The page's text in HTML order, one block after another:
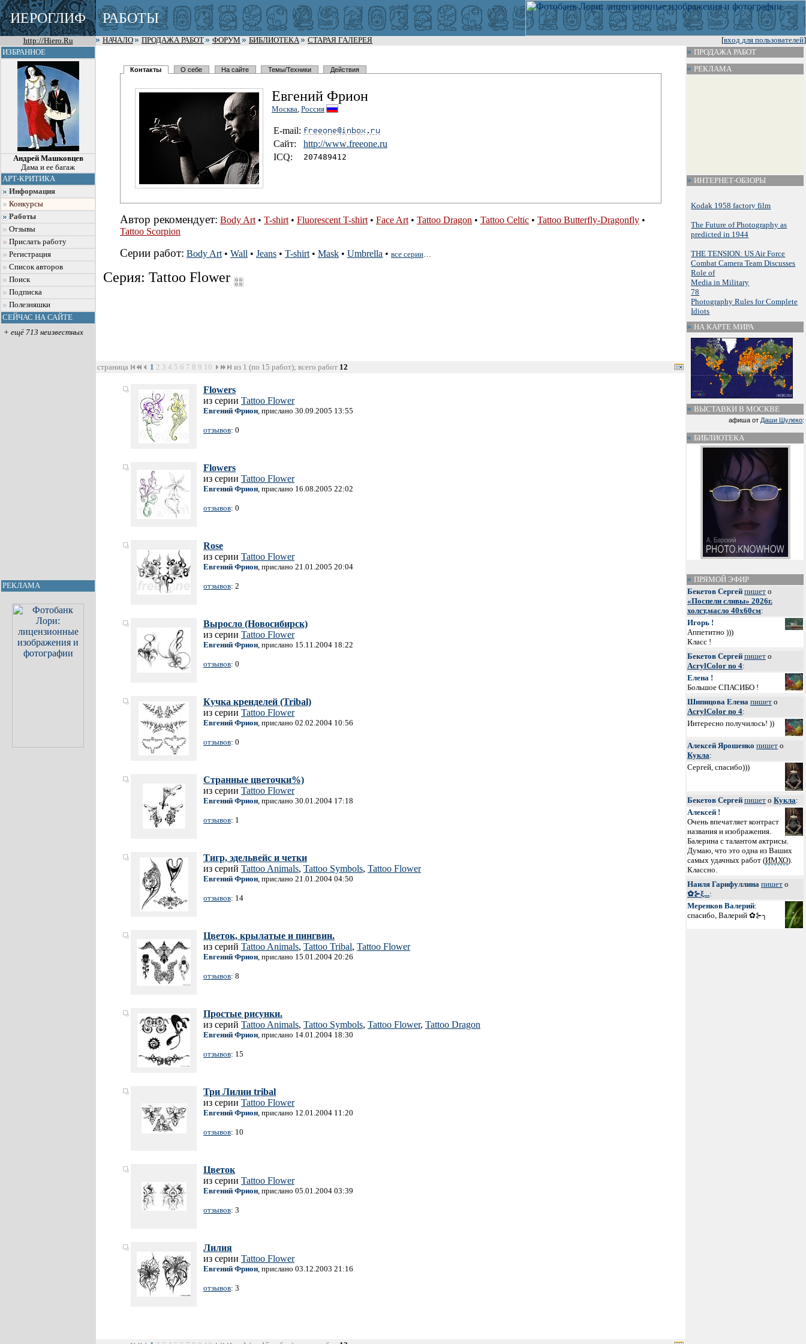
ИЕРОГЛИФ РАБОТЫ
http://Hiero.Ru [вход для пользователей]
НАЧАЛО ПРОДАЖА РАБОТ ФОРУМ БИБЛИОТЕКА
СТАРАЯ ГАЛЕРЕЯ
ИЗБРАННОЕ
Андрей Машковцев
Дама и ее багаж
АРТ-КРИТИКА
Информация
Конкурсы
Работы
Отзывы
Прислать работу
Регистрация
Список авторов
Поиск
Подписка
Полезняшки
СЕЙЧАС НА САЙТЕ
+ ещё 713 неизвестных
РЕКЛАМА
Контакты О себе На сайте Темы/Техники Действия
Евгений Фрион
Москва, Россия
E-mail:
Сайт:
http://www.freeone.ru
ICQ: 207489412
Автор рекомендует: Body Art • T-shirt • Fluorescent T-shirt • Face Art • Tattoo Dragon • Tattoo Celtic • Tattoo Butterfly-Dragonfly •
Tattoo Scorpion
Серии работ: Body Art • Wall • Jeans • T-shirt • Mask • Umbrella • все серии…
Серия: Tattoo Flower
страница 1 2 3 4 5 6 7 8 9 10 из 1 (по 15 работ); всего работ 12
Flowers
из серии Tattoo Flower
Евгений Фрион, прислано 30.09.2005 13:55
отзывов: 0
Flowers
из серии Tattoo Flower
Евгений Фрион, прислано 16.08.2005 22:02
отзывов: 0
Rose
из серии Tattoo Flower
Евгений Фрион, прислано 21.01.2005 20:04
отзывов: 2
Выросло (Новосибирск)
из серии Tattoo Flower
Евгений Фрион, прислано 15.11.2004 18:22
отзывов: 0
Кучка кренделей (Tribal)
из серии Tattoo Flower
Евгений Фрион, прислано 02.02.2004 10:56
отзывов: 0
Странные цветочки%)
из серии Tattoo Flower
Евгений Фрион, прислано 30.01.2004 17:18
отзывов: 1
Тигр, эдельвейс и четки
из серий Tattoo Animals, Tattoo Symbols, Tattoo Flower
Евгений Фрион, прислано 21.01.2004 04:50
отзывов: 14
Цветок, крылатые и пингвин.
из серий Tattoo Animals, Tattoo Tribal, Tattoo Flower
Евгений Фрион, прислано 15.01.2004 20:26
отзывов: 8
Простые рисунки.
из серий Tattoo Animals, Tattoo Symbols, Tattoo Flower, Tattoo Dragon
Евгений Фрион, прислано 14.01.2004 18:30
отзывов: 15
Три Лилии tribal
из серии Tattoo Flower
Евгений Фрион, прислано 12.01.2004 11:20
отзывов: 10
Цветок
из серии Tattoo Flower
Евгений Фрион, прислано 05.01.2004 03:39
отзывов: 3
Лилия
из серии Tattoo Flower
Евгений Фрион, прислано 03.12.2003 21:16
отзывов: 3
ПРОДАЖА РАБОТ
РЕКЛАМА
ИНТЕРНЕТ-ОБЗОРЫ
Kodak 1958 factory film
The Future of Photography as
predicted in 1944
THE TENSION: US Air Force
Combat Camera Team Discusses
Role of
Media in Military
78
Photography Rules for Complete
Idiots
НА КАРТЕ МИРА
ВЫСТАВКИ В МОСКВЕ
афиша от Даши Шулеко:
БИБЛИОТЕКА
ПРЯМОЙ ЭФИР
Бекетов Сергей пишет о
«Поспели сливы» 2026г.
холст,масло 40х60см:
Игорь !
Аппетитно )))
Класс !
Бекетов Сергей пишет о
AcrylColor no 4:
Елена !
Большое СПАСИБО !
Шипицова Елена пишет о
AcrylColor no 4:
Интересно получилось! ))
Алексей Ярошенко пишет о
Кукла:
Сергей, спасибо)))
Бекетов Сергей пишет о Кукла:
Алексей !
Очень впечатляет контраст
названия и изображения.
Балерина с талантом актрисы.
Думаю, что это одна из Ваших
самых удачных работ (ИМХО).
Классно.
Наиля Гарифуллина пишет о
✿⊱ξ...:
Меренков Валерий:
спасибо, Валерий ✿⊱╮